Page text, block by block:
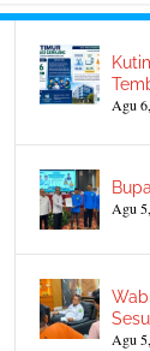
Agu
Agu
Agu